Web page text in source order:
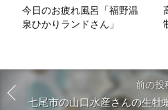
今日のお疲れ風呂「福野温
泉ひかりランドさん」
前の投
七尾市の山口水産さんの生牡